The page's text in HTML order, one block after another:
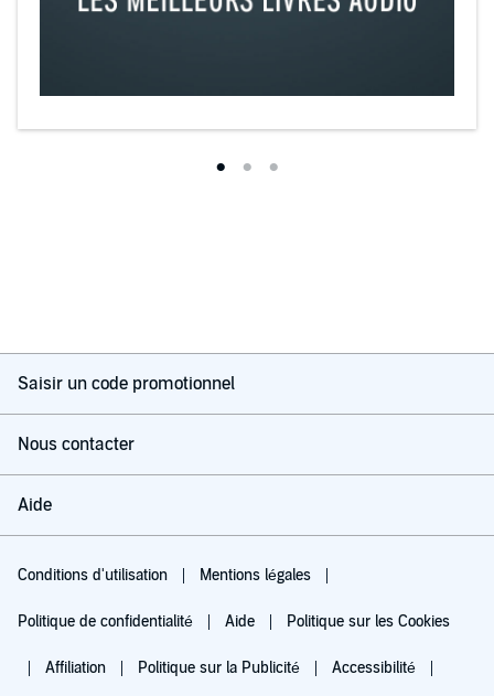
Saisir un code promotionnel
Nous contacter
Aide
Conditions d'utilisation Mentions légales
Politique de confidentialité Aide Politique sur les Cookies
Affiliation Politique sur la Publicité Accessibilité